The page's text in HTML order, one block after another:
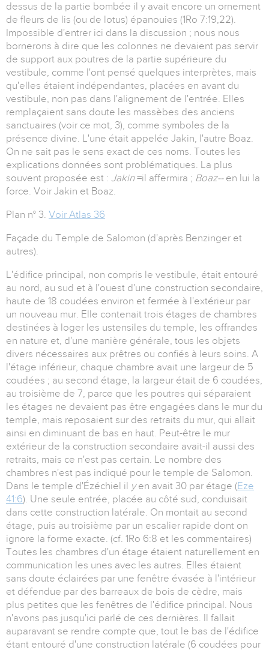
dessus de la partie bombée il y avait encore un ornement
de fleurs de lis (ou de lotus) épanouies (1Ro 7:19,22).
Impossible d'entrer ici dans la discussion ; nous nous
bornerons à dire que les colonnes ne devaient pas servir
de support aux poutres de la partie supérieure du
vestibule, comme l'ont pensé quelques interprètes, mais
qu'elles étaient indépendantes, placées en avant du
vestibule, non pas dans l'alignement de l'entrée. Elles
remplaçaient sans doute les massèbes des anciens
sanctuaires (voir ce mot, 3), comme symboles de la
présence divine. L'une était appelée Jakin, l'autre Boaz.
On ne sait pas le sens exact de ces noms. Toutes les
explications données sont problématiques. La plus
souvent proposée est : Jakin=il affermira ; Boaz-- en lui la
force. Voir Jakin et Boaz.
Plan n° 3. Voir Atlas 36
Façade du Temple de Salomon (d'après Benzinger et
autres).
L'édifice principal, non compris le vestibule, était entouré
au nord, au sud et à l'ouest d'une construction secondaire,
haute de 18 coudées environ et fermée à l'extérieur par
un nouveau mur. Elle contenait trois étages de chambres
destinées à loger les ustensiles du temple, les offrandes
en nature et, d'une manière générale, tous les objets
divers nécessaires aux prêtres ou confiés à leurs soins. A
l'étage inférieur, chaque chambre avait une largeur de 5
coudées ; au second étage, la largeur était de 6 coudées,
au troisième de 7, parce que les poutres qui séparaient
les étages ne devaient pas être engagées dans le mur du
temple, mais reposaient sur des retraits du mur, qui allait
ainsi en diminuant de bas en haut. Peut-être le mur
extérieur de la construction secondaire avait-il aussi des
retraits, mais ce n'est pas certain. Le nombre des
chambres n'est pas indiqué pour le temple de Salomon.
Dans le temple d'Ézéchiel il yen avait 30 par étage (Eze
41:6). Une seule entrée, placée au côté sud, conduisait
dans cette construction latérale. On montait au second
étage, puis au troisième par un escalier rapide dont on
ignore la forme exacte. (cf. 1Ro 6:8 et les commentaires)
Toutes les chambres d'un étage étaient naturellement en
communication les unes avec les autres. Elles étaient
sans doute éclairées par une fenêtre évasée à l'intérieur
et défendue par des barreaux de bois de cèdre, mais
plus petites que les fenêtres de l'édifice principal. Nous
n'avons pas jusqu'ici parlé de ces dernières. Il fallait
auparavant se rendre compte que, tout le bas de l'édifice
étant entouré d'une construction latérale (6 coudées pour